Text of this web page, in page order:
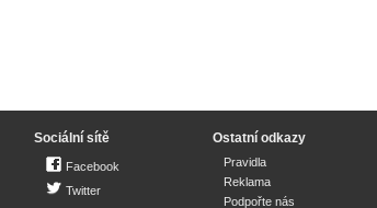
Sociální sítě
Facebook
Twitter
Ostatní odkazy
Pravidla
Reklama
Podpořte nás